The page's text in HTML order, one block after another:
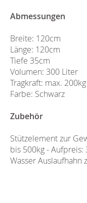
Abmessungen
Breite: 120cm
Länge: 120cm
Tiefe 35cm
Volumen: 300 Liter
Tragkraft: max. 200kg
Farbe: Schwarz
Zubehör
Stützelement zur
bis 500kg - Aufpreis:
Wasser Auslaufhahn